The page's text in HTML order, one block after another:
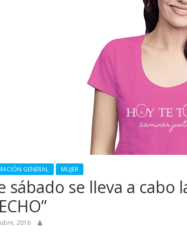
GENERAL MUJER
sábado se lleva a cabo
2016